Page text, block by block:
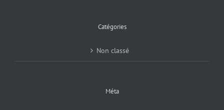
Catégories
Non classé
Méta